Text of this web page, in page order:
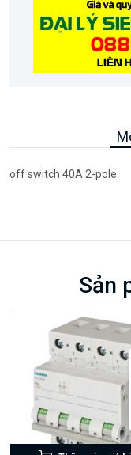
off switch 40A 2-pole
Sản